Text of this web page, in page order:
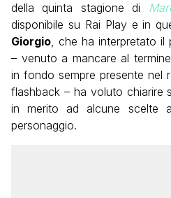
della quinta stagione di
disponibile su Rai Play e in
Giorgio, che ha interpretato il
– venuto a mancare al
in fondo sempre presente nel
flashback – ha voluto chiarire
in merito ad alcune scelte
personaggio.